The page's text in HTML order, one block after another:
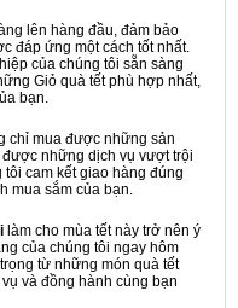
lên hàng đầu, đảm bảo
đáp ứng một cách tốt nhất.
của chúng tôi sẵn sàng
Giỏ quà tết phù hợp nhất,
bạn.
chỉ mua được những sản
những dịch vụ vượt trội
cam kết giao hàng đúng
mua sắm của bạn.
làm cho mùa tết này trở nên ý
của chúng tôi ngay hôm
từ những món quà tết
và đồng hành cùng bạn